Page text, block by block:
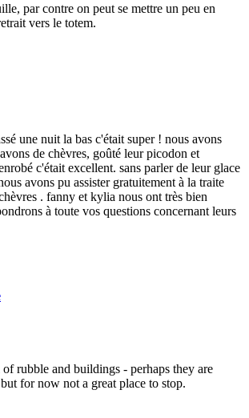
par contre on peut se mettre un peu en
vers le totem.
une nuit la bas c'était super ! nous avons
de chèvres, goûté leur picodon et
c'était excellent. sans parler de leur glace
avons pu assister gratuitement à la traite
. fanny et kylia nous ont très bien
à toute vos questions concernant leurs
rubble and buildings - perhaps they are
for now not a great place to stop.